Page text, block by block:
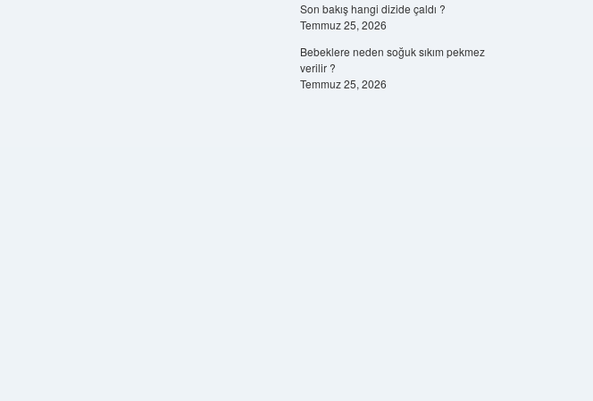
Son bakış hangi dizide çaldı ?
Temmuz 25, 2026
Bebeklere neden soğuk sıkım pekmez
verilir ?
Temmuz 25, 2026